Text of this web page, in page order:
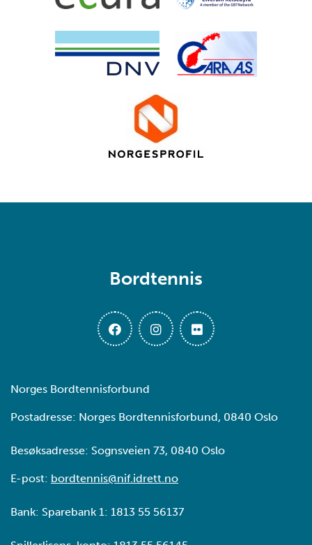
Bordtennis
Norges Bordtennisforbund
Postadresse: Norges Bordtennisforbund, 0840 Oslo
Besøksadresse: Sognsveien 73, 0840 Oslo
E-post: bordtennis@nif.idrett.no
Bank: Sparebank 1: 1813 55 56137